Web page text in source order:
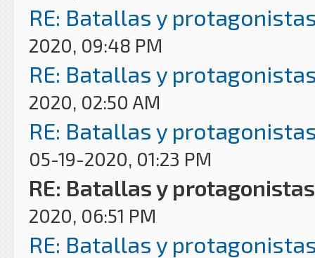
RE: Batallas y
2020, 09:48 PM
RE: Batallas y
2020, 02:50 AM
RE: Batallas y
05-19-2020, 01:23 PM
RE: Batallas y
2020, 06:51 PM
RE: Batallas y